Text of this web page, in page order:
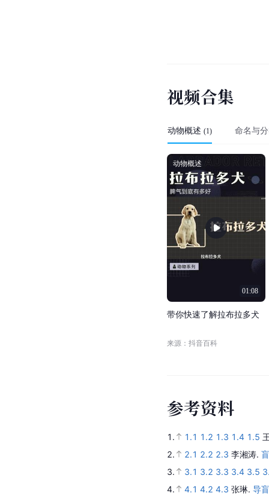
视频合集
动物概述 (1) 命名与
01:08
动物概述
带你快速了解拉布拉多犬
来源：抖音百科
参考资料
1. 1.1 1.2 1.3 1.4 1.5
2.
2.1 2.2 2.3 李湘涛.
3.
3.1 3.2 3.3 3.4 3.5
4.
4.1 4.2 4.3 张琳. 导